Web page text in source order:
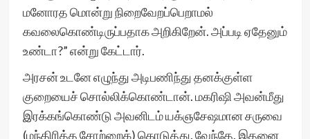
மனோரத மொன்று நிறைவேறப்பெறாமல்
கவலைகொண்டிருப்பதாக அறிகிறேன். அப்படி ஏதேனும்
உண்டா?” என்று கேட்டார்.
அரசன் உடனே எழுந்து அடிபணிந்து தனக்குள்ள
குறையைச் சொல்லிக்கொண்டான். மகரிஷி அவன்மீது
இரக்கங்கொண்டு அவனிடம் யக்ஞசேஷமான சருவை
(மந்திரித்த சோற்றைக்) கொடுத்து, வேந்தே, இதனை